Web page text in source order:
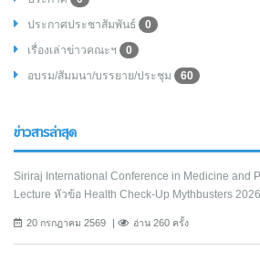
ประกาศประชาสัมพันธ์
0
เรื่องเล่าข่าวคณะฯ
0
อบรม/สัมมนา/บรรยาย/ประชุม
60
ข่าวสารล่าสุด
Siriraj International Conference in Medicine and
Lecture หัวข้อ Health Check-Up Mythbusters 2026
20 กรกฎาคม 2569 อ่าน 260 ครั้ง